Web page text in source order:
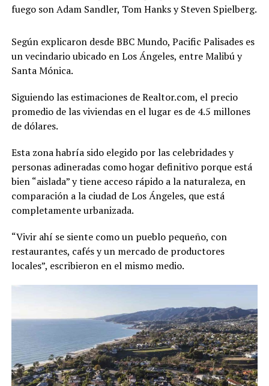
fuego son Adam Sandler, Tom Hanks y Steven Spielberg.
Según explicaron desde BBC Mundo, Pacific Palisades es
un vecindario ubicado en Los Ángeles, entre Malibú y
Santa Mónica.
Siguiendo las estimaciones de Realtor.com, el precio
promedio de las viviendas en el lugar es de 4.5 millones
de dólares.
Esta zona habría sido elegido por las celebridades y
personas adineradas como hogar definitivo porque está
bien “aislada” y tiene acceso rápido a la naturaleza, en
comparación a la ciudad de Los Ángeles, que está
completamente urbanizada.
“Vivir ahí se siente como un pueblo pequeño, con
restaurantes, cafés y un mercado de productores
locales”, escribieron en el mismo medio.